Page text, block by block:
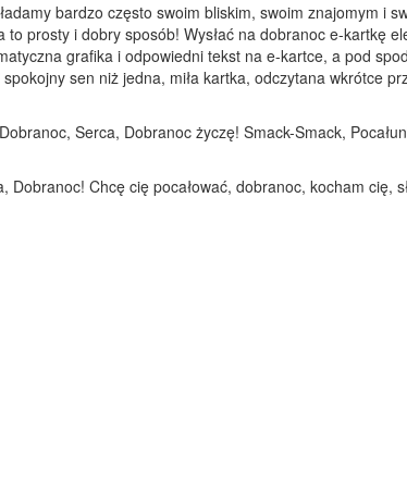
bardzo często swoim bliskim, swoim znajomym i
prosty i dobry sposób! Wysłać na dobranoc e-kartkę
grafika i odpowiedni tekst na e-kartce, a pod
sen niż jedna, miła kartka, odczytana wkrótce
Serca, Dobranoc życzę! Smack-Smack,
Chcę cię pocałować, dobranoc, kocham cię,